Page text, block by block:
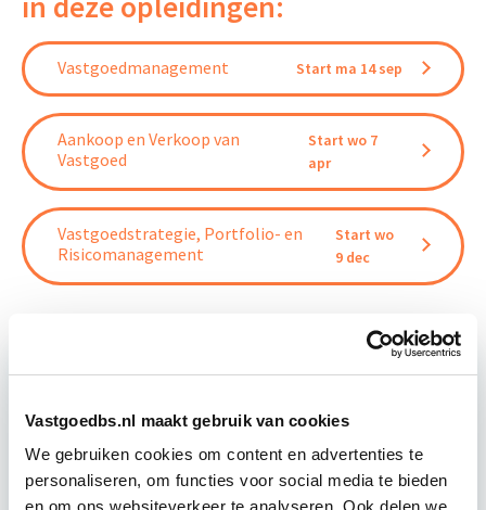
Vastgoedbs.nl maakt gebruik van cookies
We gebruiken cookies om content en advertenties te
personaliseren, om functies voor social media te bieden
en om ons websiteverkeer te analyseren. Ook delen we
Vastgoedmanagement Start ma 14 sep
Aankoop en Verkoop van
Vastgoed
Start wo 7
apr
Vastgoedstrategie, Portfolio- en
Risicomanagement
Start wo
9 dec
Relevant bij dit artikel
Vastgoedmarkt & Trends